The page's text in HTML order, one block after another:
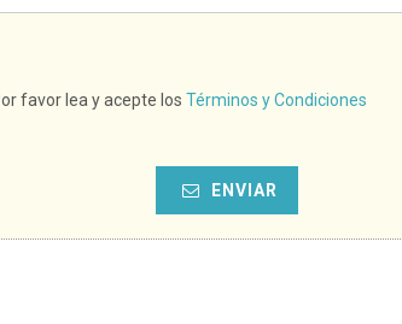
favor lea y acepte los Términos y Condiciones
ENVIAR